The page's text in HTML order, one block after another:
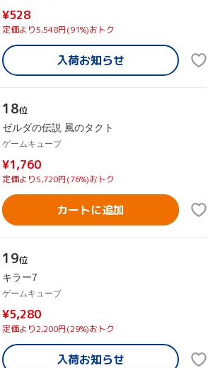
¥528
定価より5,548円(91%)おトク
入荷お知らせ
18位
ゼルダの伝説 風のタクト
ゲームキューブ
¥1,760
定価より5,720円(76%)おトク
カートに追加
19位
キラー7
ゲームキューブ
¥5,280
定価より2,200円(29%)おトク
入荷お知らせ